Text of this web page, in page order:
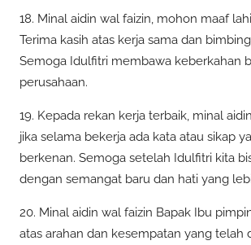
18. Minal aidin wal faizin, mohon maaf
Terima kasih atas kerja sama dan
Semoga Idulfitri membawa keberkahan
perusahaan.
19. Kepada rekan kerja terbaik, minal
jika selama bekerja ada kata atau sikap
berkenan. Semoga setelah Idulfitri kita
dengan semangat baru dan hati yang
20. Minal aidin wal faizin Bapak Ibu
atas arahan dan kesempatan yang telah